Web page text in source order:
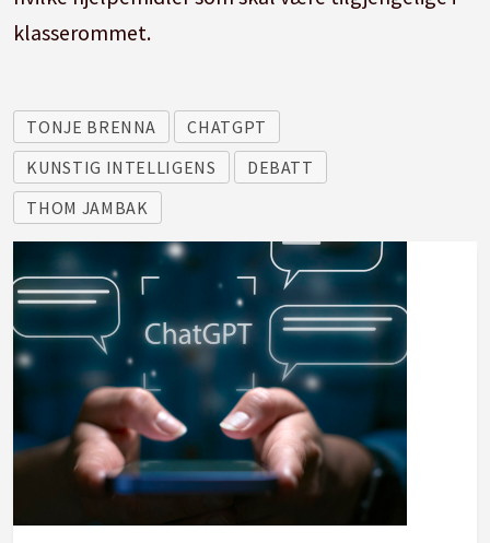
klasserommet.
TONJE BRENNA
CHATGPT
KUNSTIG INTELLIGENS
DEBATT
THOM JAMBAK